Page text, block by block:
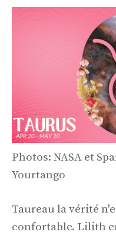
Photos: NASA et
Yourtango
Taureau la vérité
confortable. Lilith